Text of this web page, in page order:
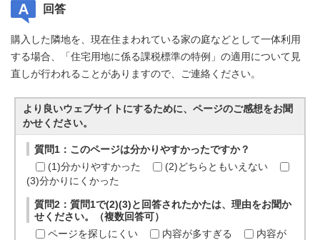
回答
購入した隣地を、現在住まわれている家の庭などとして一体利用
する場合、「住宅用地に係る課税標準の特例」の適用について見
直しが行われることがありますので、ご連絡ください。
より良いウェブサイトにするために、ページのご感想をお聞
かせください。
質問1：このページは分かりやすかったですか？
(1)分かりやすかった
(2)どちらともいえない
(3)分かりにくかった
質問2：質問1で(2)(3)と回答されたかたは、理由をお聞か
せください。（複数回答可）
ページを探しにくい
内容が多すぎる
内容が